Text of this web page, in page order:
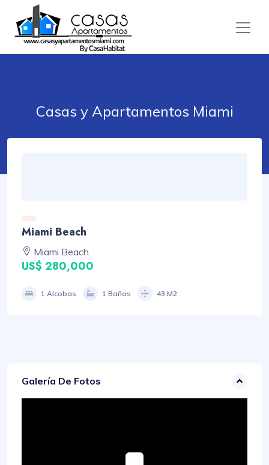
Casas y Apartamentos Miami
Miami Beach
Miami Beach
US$ 280,000
1 Alcobas 1 Baños 43 M2
Galería De Fotos